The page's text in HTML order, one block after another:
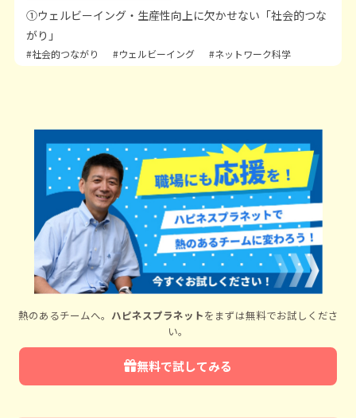
熱のあるチームへ。 ハピネスプラネットをまずは無料でお試しくださ
い。
無料で試してみる
①ウェルビーイング・生産性向上に欠かせない「社会的つな
がり」
#社会的つながり #ウェルビーイング #ネットワーク科学